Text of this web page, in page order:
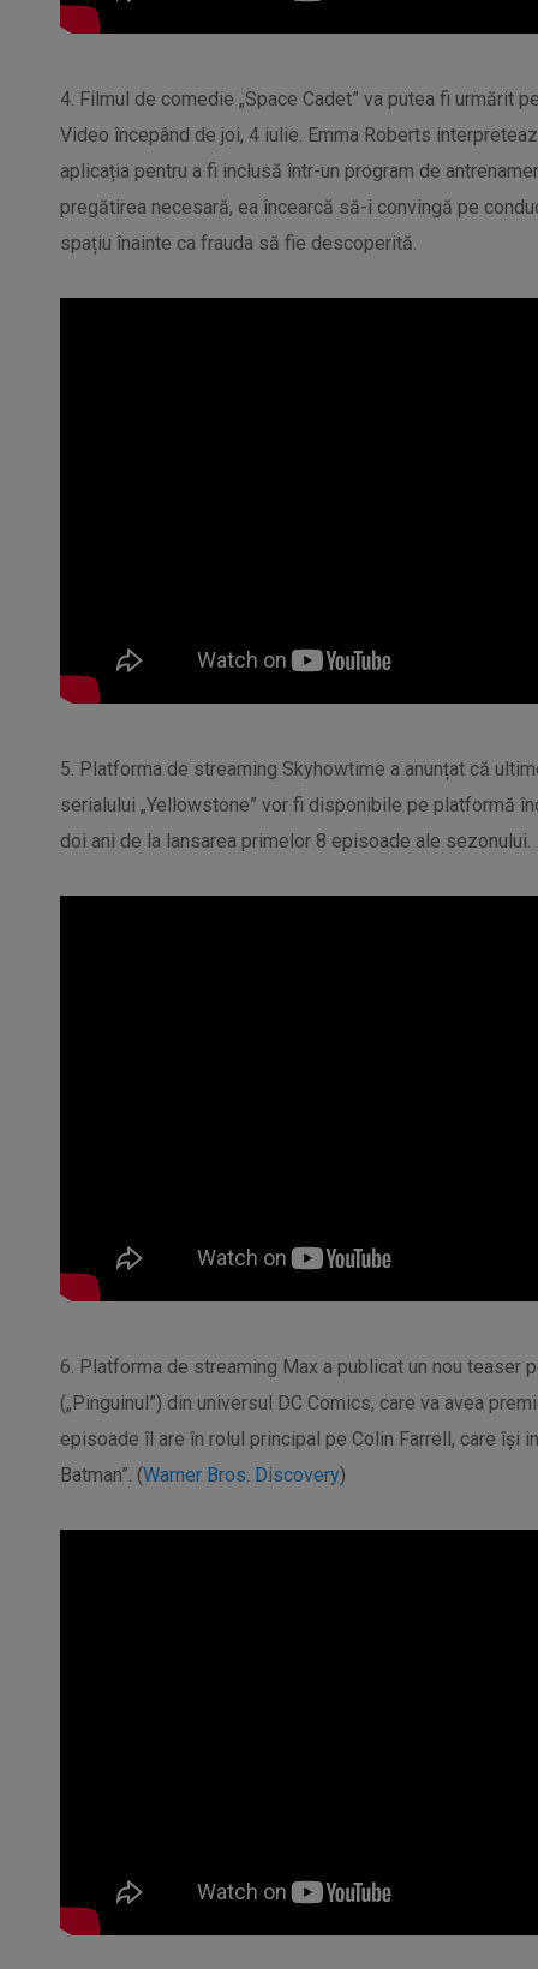
4. Filmul de comedie „Space Cadet” va putea fi urmărit
Video începând de joi, 4 iulie. Emma Roberts
aplicația pentru a fi inclusă într-un program de
pregătirea necesară, ea încearcă să-i convingă pe
spațiu înainte ca frauda să fie descoperită.
5. Platforma de streaming Skyhowtime a anunțat că
serialului „Yellowstone” vor fi disponibile pe platformă
doi ani de la lansarea primelor 8 episoade ale sezonului.
6. Platforma de streaming Max a publicat un nou teaser
(„Pinguinul”) din universul DC Comics, care va avea
episoade îl are în rolul principal pe Colin Farrell, care își
Batman”. (Warner Bros. Discovery)